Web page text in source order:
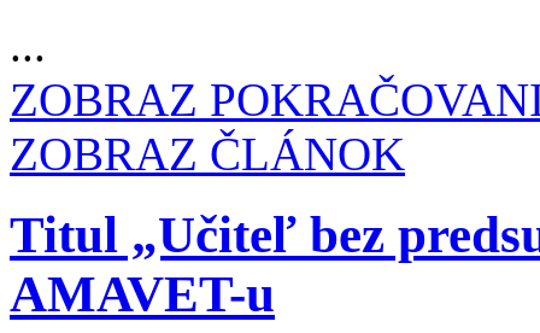
...
ZOBRAZ
ZOBRAZ ČLÁNOK
Titul „Učiteľ bez
AMAVET-u